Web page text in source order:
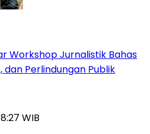
Workshop Jurnalistik Bahas
dan Perlindungan Publik
WIB